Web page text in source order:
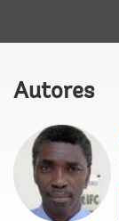
Autores